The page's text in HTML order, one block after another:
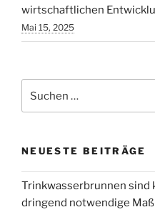
wirtschaftlichen
Mai 15, 2025
nach:
NEUESTE BEITRÄGE
Trinkwasserbrunnen sind
dringend notwendige